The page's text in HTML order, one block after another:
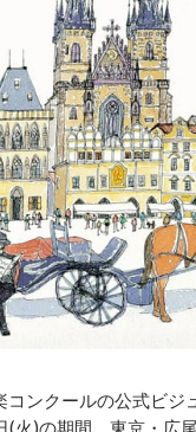
ンクールの公式ビジ